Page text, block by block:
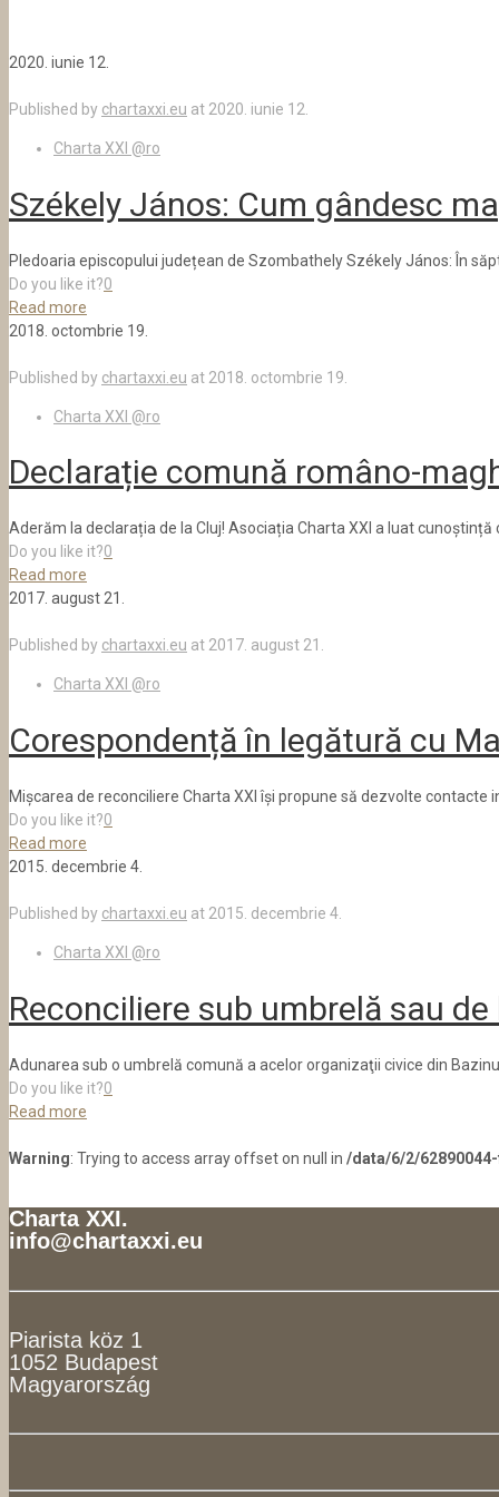
2020. iunie 12.
Published by chartaxxi.eu at 2020. iunie 12.
Charta XXI @ro
Székely János: Cum gândesc
Pledoaria episcopului județean de Szombathely Székely János: În
Do you like it?0
Read more
2018. octombrie 19.
Published by chartaxxi.eu at 2018. octombrie 19.
Charta XXI @ro
Declarație comună româno-
Aderăm la declarația de la Cluj! Asociația Charta XXI a luat
Do you like it?0
Read more
2017. august 21.
Published by chartaxxi.eu at 2017. august 21.
Charta XXI @ro
Corespondență în legătură cu
Mișcarea de reconciliere Charta XXI își propune să dezvolte
Do you like it?0
Read more
2015. decembrie 4.
Published by chartaxxi.eu at 2015. decembrie 4.
Charta XXI @ro
Reconciliere sub umbrelă sau
Adunarea sub o umbrelă comună a acelor organizaţii civice din
Do you like it?0
Read more
Warning: Trying to access array offset on null in /data/6/2/
Charta XXI.
info@chartaxxi.eu
Piarista köz 1
1052 Budapest
Magyarország